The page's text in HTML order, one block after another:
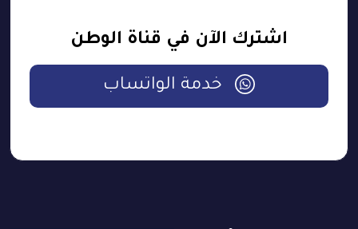
اشترك الآن في قناة الوطن
خدمة الواتساب